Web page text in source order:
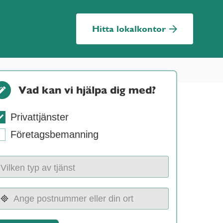
Hitta lokalkontor
Vad kan vi hjälpa dig med?
Privattjänster
Företagsbemanning